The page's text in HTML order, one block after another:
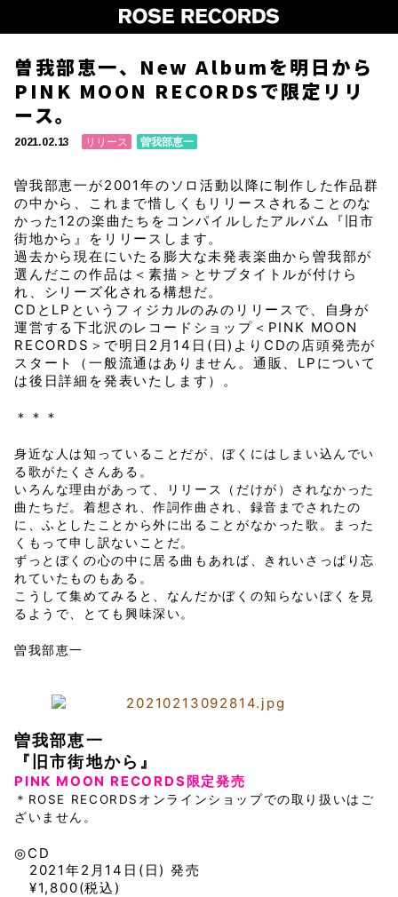
曽我部恵一、New Albumを明日から
PINK MOON RECORDSで限定リリ
ース。
2021.02.13 リリース 曽我部恵一
曽我部恵一が2001年のソロ活動以降に制作した作品群
の中から、これまで惜しくもリリースされることのな
かった12の楽曲たちをコンパイルしたアルバム『旧市
街地から』をリリースします。
過去から現在にいたる膨大な未発表楽曲から曽我部が
選んだこの作品は＜素描＞とサブタイトルが付けら
れ、シリーズ化される構想だ。
CDとLPというフィジカルのみのリリースで、自身が
運営する下北沢のレコードショップ＜PINK MOON
RECORDS＞で明日2月14日(日)よりCDの店頭発売が
スタート（一般流通はありません。通販、LPについて
は後日詳細を発表いたします）。
＊＊＊
身近な人は知っていることだが、ぼくにはしまい込んでい
る歌がたくさんある。
いろんな理由があって、リリース（だけが）されなかった
曲たちだ。着想され、作詞作曲され、録音までされたの
に、ふとしたことから外に出ることがなかった歌。まった
くもって申し訳ないことだ。
ずっとぼくの心の中に居る曲もあれば、きれいさっぱり忘
れていたものもある。
こうして集めてみると、なんだかぼくの知らないぼくを見
るようで、とても興味深い。
曽我部恵一
曽我部恵一
『旧市街地から』
PINK MOON RECORDS限定発売
＊ROSE RECORDSオンラインショップでの取り扱いはご
ざいません。
◎CD
2021年2月14日(日) 発売
¥1,800(税込)